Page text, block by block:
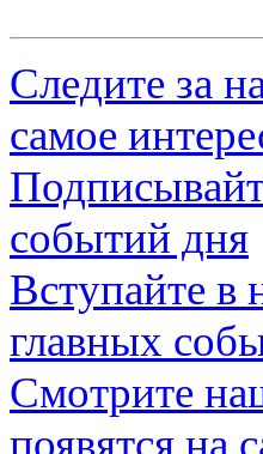
Следите за
самое
событий дня
Вступайте в
главных
Смотрите
появятся на